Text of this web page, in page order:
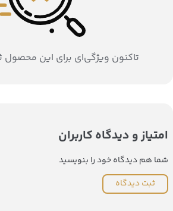
تاکنون ویژگی‌ای برای این
امتیاز و دیدگاه کاربران
شما هم دیدگاه خود را بنویسید
ثبت دیدگاه